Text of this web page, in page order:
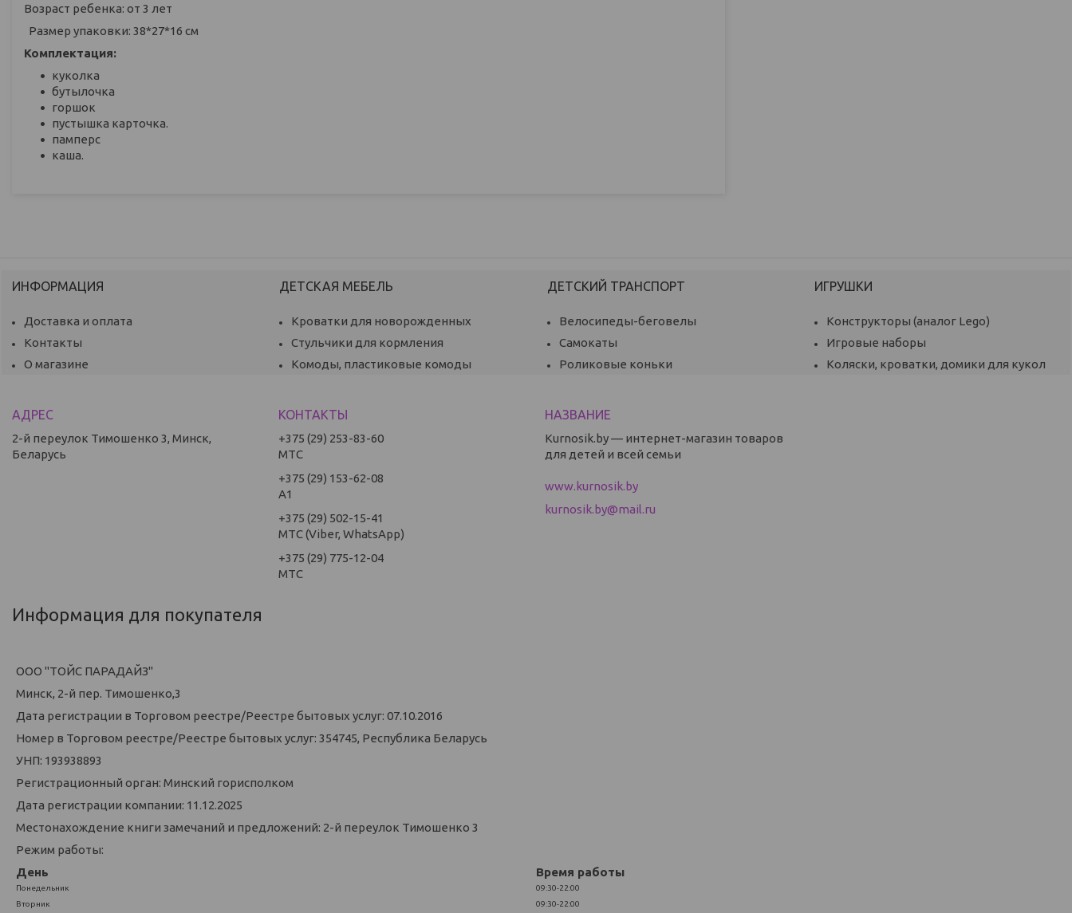
Возраст ребенка: от 3 лет
Размер упаковки: 38*27*16 см
Комплектация:
куколка
бутылочка
горшок
пустышка карточка.
памперс
каша.
ИНФОРМАЦИЯ
Доставка и оплата
Контакты
О магазине
ДЕТСКАЯ МЕБЕЛЬ
Кроватки для новорожденных
Стульчики для кормления
Комоды, пластиковые комоды
ДЕТСКИЙ ТРАНСПОРТ
Велосипеды-беговелы
Самокаты
Роликовые коньки
ИГРУШКИ
Конструкторы (аналог Lego)
Игровые наборы
Коляски, кроватки, домики для кукол
2-й переулок Тимошенко 3, Минск,
Беларусь
+375 (29) 253-83-60
МТС
+375 (29) 153-62-08
А1
+375 (29) 502-15-41
МТС (Viber, WhatsApp)
+375 (29) 775-12-04
МТС
Kurnosik.by — интернет-магазин товаров
для детей и всей семьи
www.kurnosik.by
kurnosik.by@mail.ru
Информация для покупателя
ООО "ТОЙС ПАРАДАЙЗ"
Минск, 2-й пер. Тимошенко,3
Дата регистрации в Торговом реестре/Реестре бытовых услуг: 07.10.2016
Номер в Торговом реестре/Реестре бытовых услуг: 354745, Республика Беларусь
УНП: 193938893
Регистрационный орган: Минский горисполком
Дата регистрации компании: 11.12.2025
Местонахождение книги замечаний и предложений: 2-й переулок Тимошенко 3
Режим работы:
День
Время работы
Понедельник
09:30-22:00
Вторник
09:30-22:00